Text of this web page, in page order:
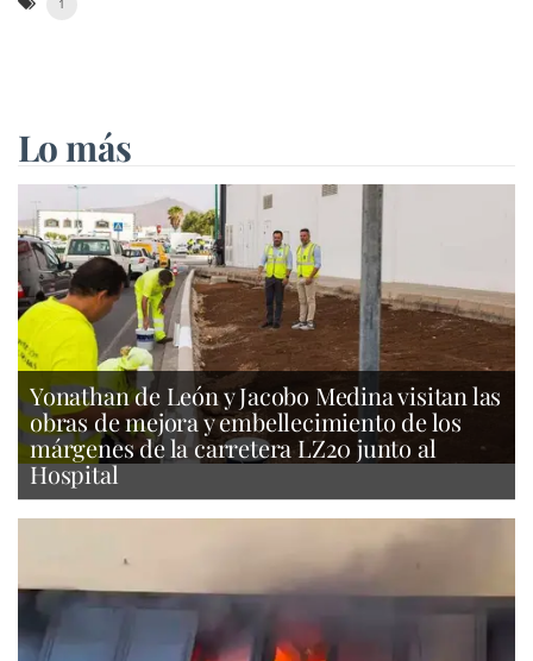
1
Lo más
Yonathan de León y Jacobo Medina visitan las
obras de mejora y embellecimiento de los
márgenes de la carretera LZ20 junto al
Hospital